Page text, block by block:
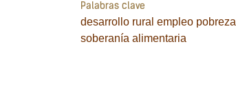
Palabras clave
desarrollo rural empleo pobreza
soberanía alimentaria